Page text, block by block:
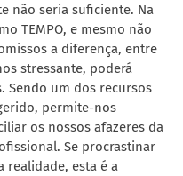
não seria suficiente. Na
TEMPO, e mesmo não
a diferença, entre
stressante, poderá
Sendo um dos recursos
permite-nos
os nossos afazeres da
Se procrastinar
realidade, esta é a